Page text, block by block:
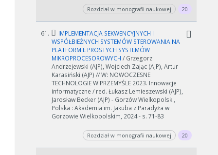
Rozdział w monografii naukowej 20
61.
IMPLEMENTACJA SEKWENCYJNYCH I
WSPÓŁBIEŻNYCH SYSTEMÓW STEROWANIA NA
PLATFORMIE PROSTYCH SYSTEMÓW
MIKROPROCESOROWYCH / Grzegorz
Andrzejewski (AJP), Wojciech Zając (AJP), Artur
Karasiński (AJP) // W: NOWOCZESNE
TECHNOLOGIE W PRZEMYŚLE 2023. Innowacje
informatyczne / red. Łukasz Lemieszewski (AJP),
Jarosław Becker (AJP) - Gorzów Wielkopolski,
Polska : Akademia im. Jakuba z Paradyża w
Gorzowie Wielkopolskim, 2024 - s. 71-83
Rozdział w monografii naukowej 20